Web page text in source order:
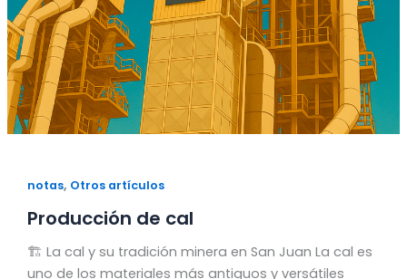
notas, Otros artículos
Producción de cal
🏗️ La cal y su tradición minera en San Juan La cal es
uno de los materiales más antiguos y versátiles